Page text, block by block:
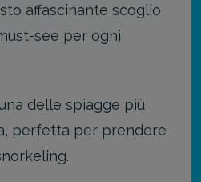
affascinante scoglio
see per ogni
delle spiagge più
perfetta per prendere